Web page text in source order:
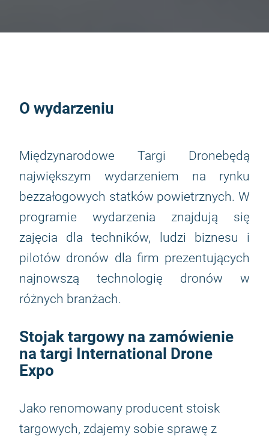
O wydarzeniu
Międzynarodowe Targi Dronebędą
największym wydarzeniem na rynku
bezzałogowych statków powietrznych. W
programie wydarzenia znajdują się
zajęcia dla techników, ludzi biznesu i
pilotów dronów dla firm prezentujących
najnowszą technologię dronów w
różnych branżach.
Stojak targowy na zamówienie
na targi International Drone
Expo
Jako renomowany producent stoisk
targowych, zdajemy sobie sprawę z